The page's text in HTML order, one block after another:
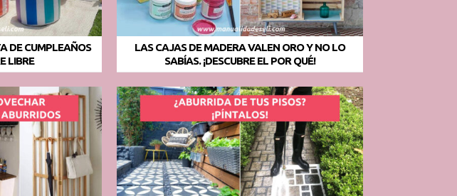
DE CUMPLEAÑOS
LIBRE
LAS CAJAS DE MADERA VALEN ORO Y NO LO
SABÍAS. ¡DESCUBRE EL POR QUÉ!